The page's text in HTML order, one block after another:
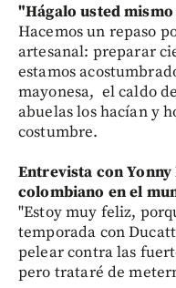
"Hágalo usted
Hacemos un repaso
artesanal: preparar
estamos
mayonesa, el caldo
abuelas los hacían y
costumbre.
Entrevista con
colombiano en el
"Estoy muy feliz,
temporada con
pelear contra las
pero trataré de